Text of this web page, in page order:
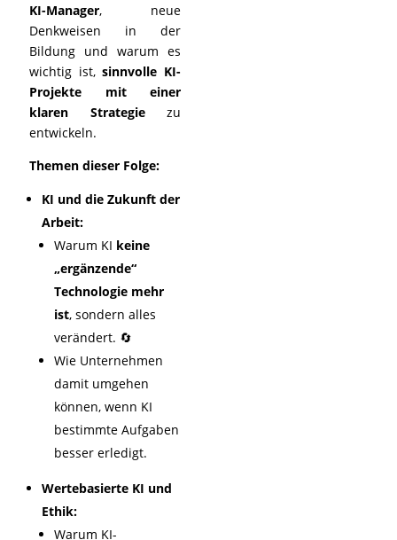
KI-Manager, neue
Denkweisen in der
Bildung und warum es
wichtig ist,sinnvolle KI-
Projekte mit einer
klaren Strategiezu
entwickeln.
Themen dieser Folge:
KI und die Zukunft der
Arbeit:
Warum KI keine
„ergänzende“
Technologie mehr
ist, sondern alles
verändert. 🔄
Wie Unternehmen
damit umgehen
können, wenn KI
bestimmte Aufgaben
besser erledigt.
Wertebasierte KI und
Ethik:
Warum KI-